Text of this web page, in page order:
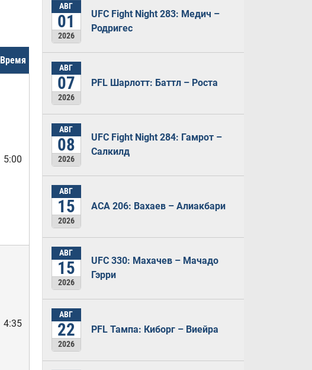
Время
5:00
4:35
АВГ
01
2026
UFC Fight Night 283: Медич –
Родригес
АВГ
07
2026
PFL Шарлотт: Баттл – Роста
АВГ
08
2026
UFC Fight Night 284: Гамрот –
Салкилд
АВГ
15
2026
ACA 206: Вахаев – Алиакбари
АВГ
15
2026
UFC 330: Махачев – Мачадо
Гэрри
АВГ
22
2026
PFL Тампа: Киборг – Виейра